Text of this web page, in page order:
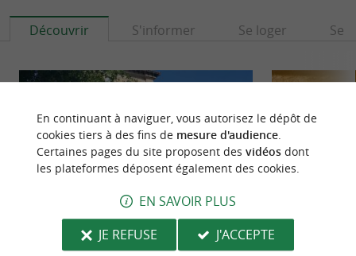
Découvrir S'informer Se loger Se
Lartigue 1910
En continuant à naviguer, vous autorisez le dépôt de
cookies tiers à des fins de mesure d'audience.
Certaines pages du site proposent des vidéosdont
les plateformes déposent également des cookies.
EN SAVOIR PLUS
JE REFUSE
J'ACCEPTE